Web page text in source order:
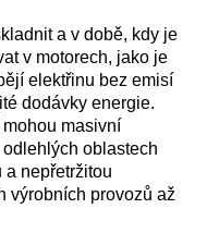
a v době, kdy je
v motorech, jako je
elektřinu bez emisí
dodávky energie.
masivní
oblastech
a nepřetržitou
výrobních provozů až